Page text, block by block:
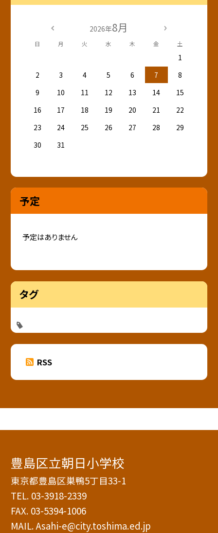
2026年8月
日 月 火 水 木 金 土
1
2
3 4 5 6 7
8
9
10 11 12 13 14
15
16
17 18 19 20 21
22
23
24 25 26 27 28
29
30
31
予定
予定はありません
タグ
RSS
豊島区立朝日小学校
東京都豊島区巣鴨5丁目33-1
TEL. 03-3918-2339
FAX. 03-5394-1006
MAIL. Asahi-e@city.toshima.ed.jp